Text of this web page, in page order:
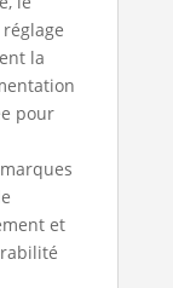
la
pour
et